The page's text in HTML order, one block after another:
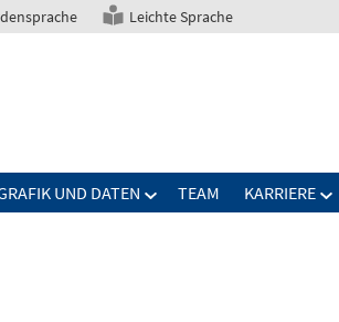
Leichte Sprache
UND DATEN TEAM KARRIERE